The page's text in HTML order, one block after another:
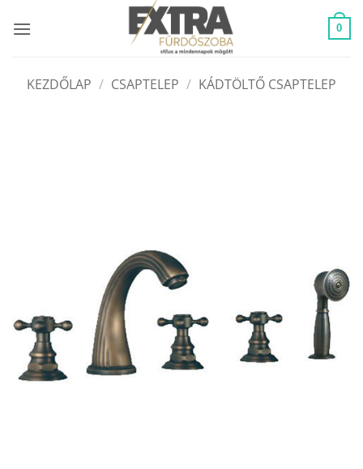
0
KEZDŐLAP / CSAPTELEP / KÁDTÖLTŐ CSAPTELEP